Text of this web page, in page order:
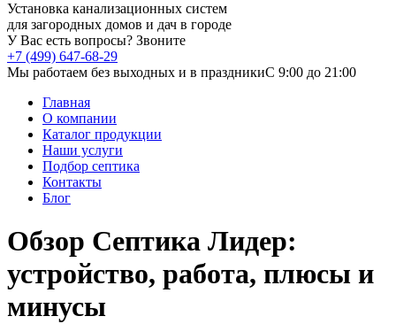
Установка канализационных систем
для загородных домов и дач в городе
У Вас есть вопросы? Звоните
+7 (499) 647-68-29
Мы работаем без выходных и в праздникиC 9:00 до 21:00
Главная
О компании
Каталог продукции
Наши услуги
Подбор септика
Контакты
Блог
Обзор Септика Лидер:
устройство, работа, плюсы и
минусы